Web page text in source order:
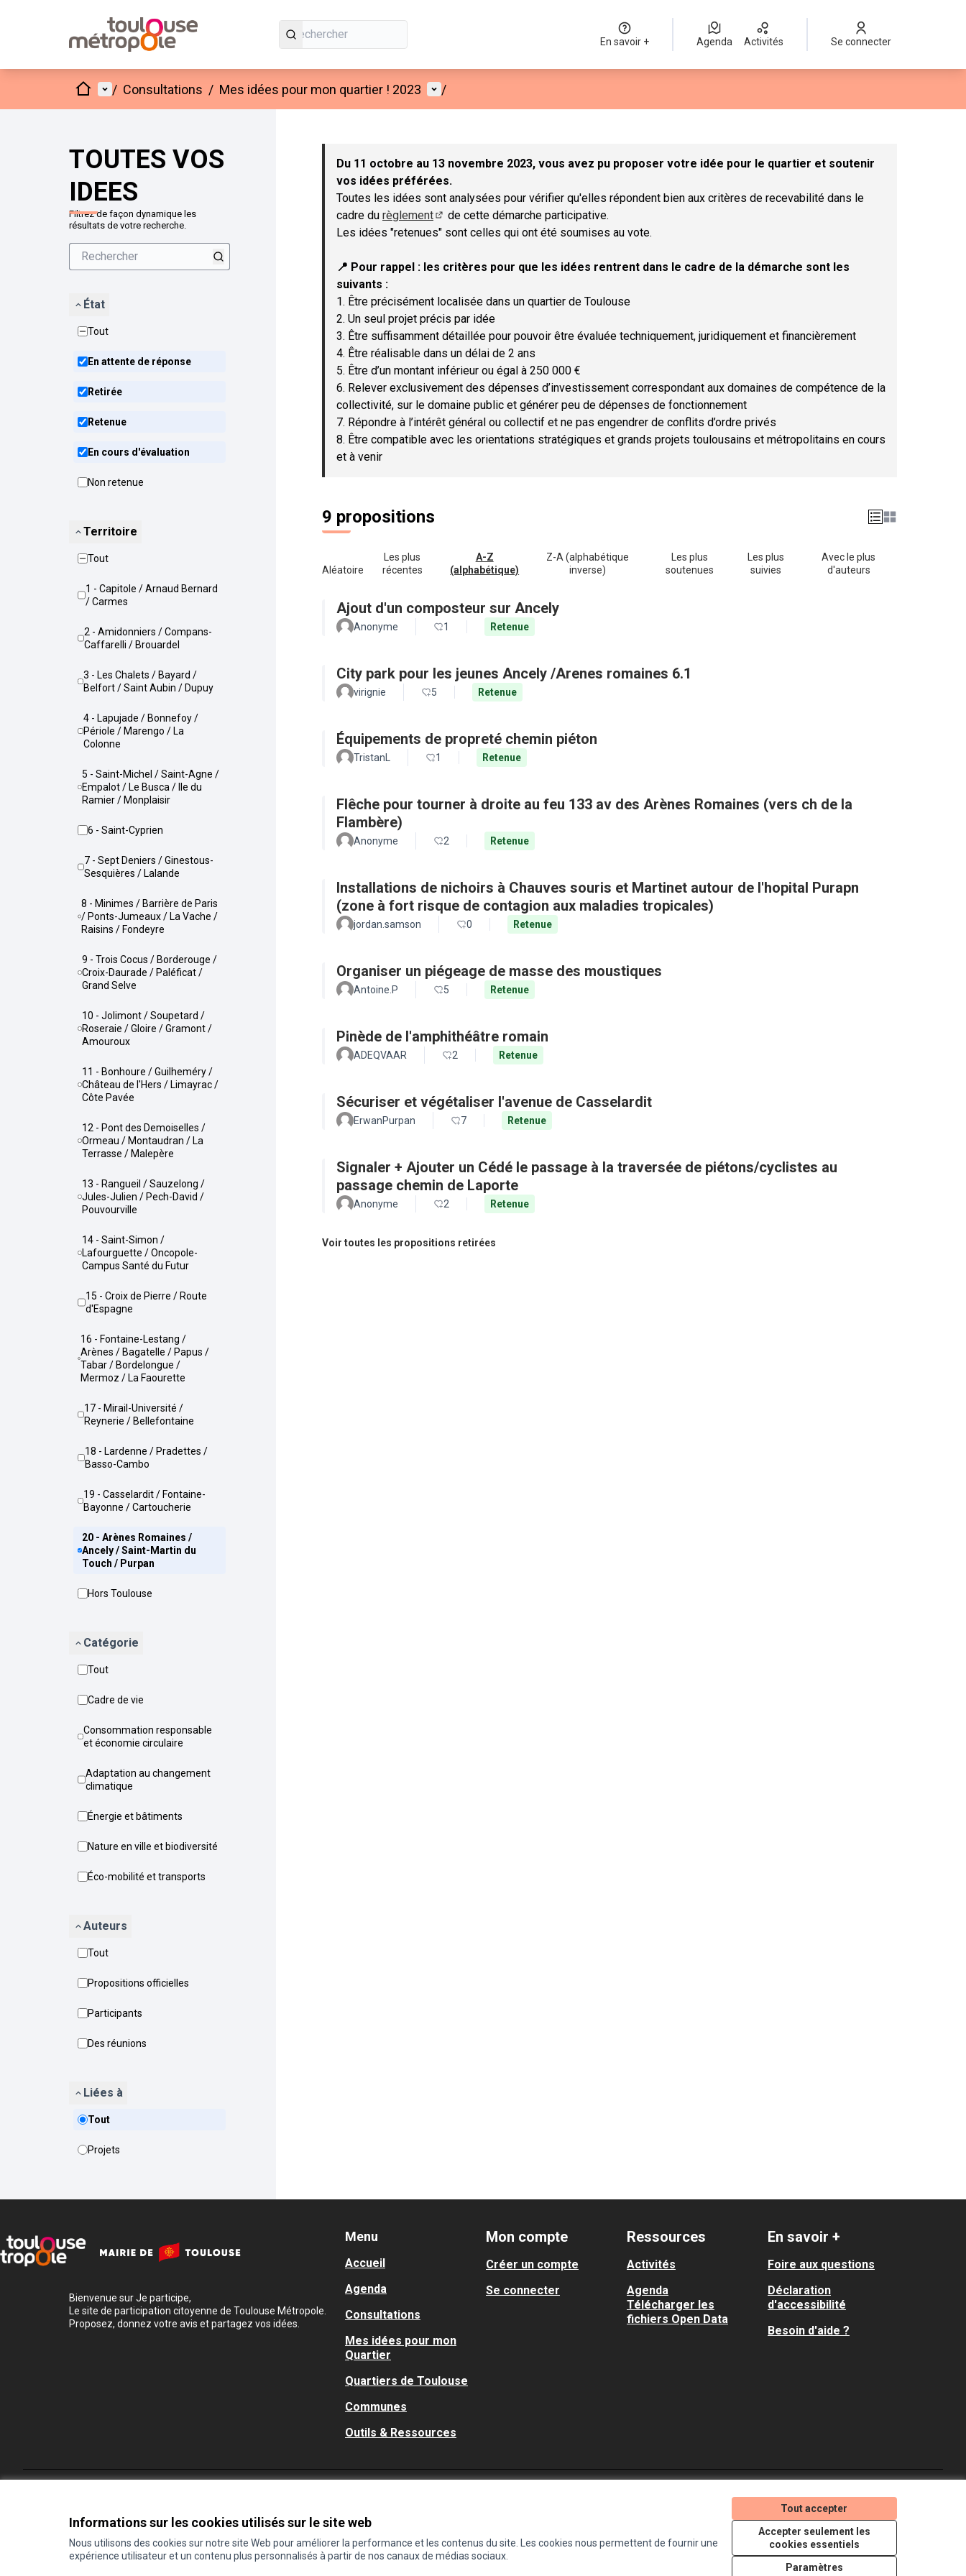
Informations sur les cookies utilisés sur le site web
Nous utilisons des cookies sur notre site Web pour améliorer la performance et les contenus du site. Les cookies nous permettent de fournir une
expérience utilisateur et un contenu plus personnalisés à partir de nos canaux de médias sociaux.
Tout accepter
Accepter seulement les
cookies essentiels
Paramètres
En savoir + Agenda Activités Se connecter
AccueilMenu principal
/ Consultations / Mes idées pour mon quartier ! 2023 Menu utilisateur
/
TOUTES VOS
IDEES
Filtrez de façon dynamique les
résultats de votre recherche.
État
Tout
En attente de réponse
Retirée
Retenue
En cours d'évaluation
Non retenue
Territoire
Tout
1 - Capitole / Arnaud Bernard
/ Carmes
2 - Amidonniers / Compans-
Caffarelli / Brouardel
3 - Les Chalets / Bayard /
Belfort / Saint Aubin / Dupuy
4 - Lapujade / Bonnefoy /
Périole / Marengo / La
Colonne
5 - Saint-Michel / Saint-Agne /
Empalot / Le Busca / Ile du
Ramier / Monplaisir
6 - Saint-Cyprien
7 - Sept Deniers / Ginestous-
Sesquières / Lalande
8 - Minimes / Barrière de Paris
/ Ponts-Jumeaux / La Vache /
Raisins / Fondeyre
9 - Trois Cocus / Borderouge /
Croix-Daurade / Paléficat /
Grand Selve
10 - Jolimont / Soupetard /
Roseraie / Gloire / Gramont /
Amouroux
11 - Bonhoure / Guilheméry /
Château de l'Hers / Limayrac /
Côte Pavée
12 - Pont des Demoiselles /
Ormeau / Montaudran / La
Terrasse / Malepère
13 - Rangueil / Sauzelong /
Jules-Julien / Pech-David /
Pouvourville
14 - Saint-Simon /
Lafourguette / Oncopole-
Campus Santé du Futur
15 - Croix de Pierre / Route
d'Espagne
16 - Fontaine-Lestang /
Arènes / Bagatelle / Papus /
Tabar / Bordelongue /
Mermoz / La Faourette
17 - Mirail-Université /
Reynerie / Bellefontaine
18 - Lardenne / Pradettes /
Basso-Cambo
19 - Casselardit / Fontaine-
Bayonne / Cartoucherie
20 - Arènes Romaines /
Ancely / Saint-Martin du
Touch / Purpan
Hors Toulouse
Catégorie
Tout
Cadre de vie
Consommation responsable
et économie circulaire
Adaptation au changement
climatique
Énergie et bâtiments
Nature en ville et biodiversité
Éco-mobilité et transports
Auteurs
Tout
Propositions officielles
Participants
Des réunions
Liées à
Tout
Projets
Passer la carte
Du 11 octobre au 13 novembre 2023, vous avez pu proposer votre idée pour le quartier et soutenir
vos idées préférées.
Toutes les idées sont analysées pour vérifier qu'elles répondent bien aux critères de recevabilité dans le
cadre du règlement
(Lien externe)
de cette démarche participative.
Les idées "retenues" sont celles qui ont été soumises au vote.
📍 Pour rappel : les critères pour que les idées rentrent dans le cadre de la démarche sont les
suivants :
1. Être précisément localisée dans un quartier de Toulouse
2. Un seul projet précis par idée
3. Être suffisamment détaillée pour pouvoir être évaluée techniquement, juridiquement et financièrement
4. Être réalisable dans un délai de 2 ans
5. Être d’un montant inférieur ou égal à 250 000 €
6. Relever exclusivement des dépenses d’investissement correspondant aux domaines de compétence de la
collectivité, sur le domaine public et générer peu de dépenses de fonctionnement
7. Répondre à l’intérêt général ou collectif et ne pas engendrer de conflits d’ordre privés
8. Être compatible avec les orientations stratégiques et grands projets toulousains et métropolitains en cours
et à venir
9 propositions
Aléatoire
Les plus
récentes
A-Z
(alphabétique)
Z-A (alphabétique
inverse)
Les plus
soutenues
Les plus
suivies
Avec le plus
d'auteurs
Ajout d'un composteur sur Ancely
Anonyme 1 Retenue
City park pour les jeunes Ancely /Arenes romaines 6.1
virignie 5 Retenue
Équipements de propreté chemin piéton
TristanL 1 Retenue
Flêche pour tourner à droite au feu 133 av des Arènes Romaines (vers ch de la
Flambère)
Anonyme 2 Retenue
Installations de nichoirs à Chauves souris et Martinet autour de l'hopital Purapn
(zone à fort risque de contagion aux maladies tropicales)
jordan.samson 0 Retenue
Organiser un piégeage de masse des moustiques
Antoine.P 5 Retenue
Pinède de l'amphithéâtre romain
ADEQVAAR 2 Retenue
Sécuriser et végétaliser l'avenue de Casselardit
ErwanPurpan 7 Retenue
Signaler + Ajouter un Cédé le passage à la traversée de piétons/cyclistes au
passage chemin de Laporte
Anonyme 2 Retenue
Voir toutes les propositions retirées
Bienvenue sur Je participe,
Le site de participation citoyenne de Toulouse Métropole.
Proposez, donnez votre avis et partagez vos idées.
Menu
Accueil
Agenda
Consultations
Mes idées pour mon
Quartier
Quartiers de Toulouse
Communes
Outils & Ressources
Mon compte
Créer un compte
Se connecter
Ressources
Activités
Agenda
Télécharger les
fichiers Open Data
En savoir +
Foire aux questions
Déclaration
d'accessibilité
Besoin d'aide ?
(Lien externe)
(Lien externe)
(Lien externe)
Licence Creative
(Lien externe)